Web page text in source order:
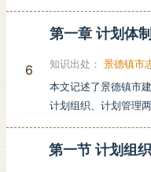
6
第一章 计划体制
知识出处： 景德镇市
本文记述了景德镇市
计划组织、计划管理
第一节 计划组织